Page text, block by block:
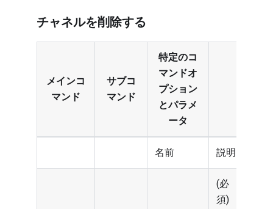
チャネルを削除する
メインコ
マンド
サブコ
マンド
特定のコ
マンドオ
プション
とパラメ
ータ
名前 説明
(必
須)